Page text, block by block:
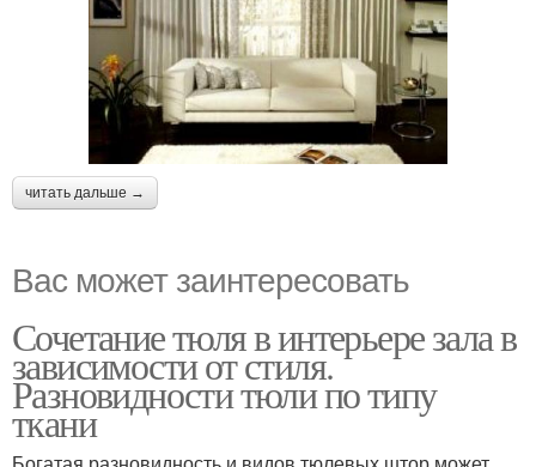
читать дальше →
Вас может заинтересовать
Сочетание тюля в интерьере зала в
зависимости от стиля.
Разновидности тюли по типу
ткани